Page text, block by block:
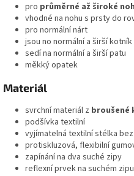
pro průměrné až široké
vhodné na nohu s prsty do
pro normální nárt
jsou no normální a širší kotník
sedí na normální a širší patu
měkký opatek
Materiál
svrchní materiál z broušené
podšívka textilní
vyjímatelná textilní stélka
protiskluzová, flexibilní
zapínání na dva suché zipy
reflexní prvek na suchém